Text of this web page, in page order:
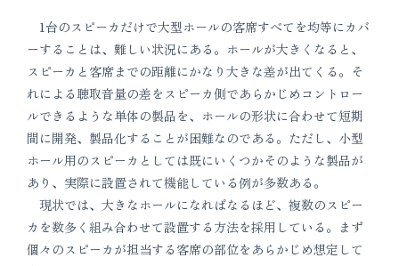
1台のスピーカだけで大型ホールの客席すべてを均等にカバ
ーすることは、難しい状況にある。ホールが大きくなると、
スピーカと客席までの距離にかなり大きな差が出てくる。そ
れによる聴取音量の差をスピーカ側であらかじめコントロー
ルできるような単体の製品を、ホールの形状に合わせて短期
間に開発、製品化することが困難なのである。ただし、小型
ホール用のスピーカとしては既にいくつかそのような製品が
あり、実際に設置されて機能している例が多数ある。
現状では、大きなホールになればなるほど、複数のスピー
カを数多く組み合わせて設置する方法を採用している。まず
個々のスピーカが担当する客席の部位をあらかじめ想定して